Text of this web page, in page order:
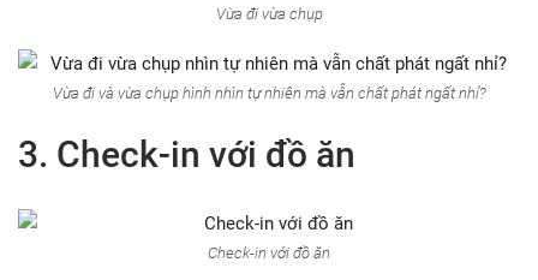
Vừa đi vừa chụp
Vừa đi và vừa chụp hình nhìn tự nhiên mà vẫn chất phát ngất nhỉ?
3. Check-in với đồ ăn
Check-in với đồ ăn